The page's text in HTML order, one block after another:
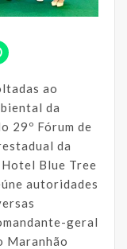
ao
da
29º Fórum de
da
Blue Tree
autoridades
geral
Maranhão